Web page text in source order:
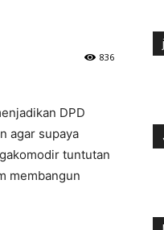
836
DPD
agar supaya
tuntutan
membangun